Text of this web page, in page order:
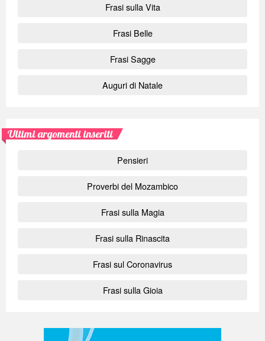
Frasi sulla Vita
Frasi Belle
Frasi Sagge
Auguri di Natale
Ultimi argomenti inseriti
Pensieri
Proverbi del Mozambico
Frasi sulla Magia
Frasi sulla Rinascita
Frasi sul Coronavirus
Frasi sulla Gioia